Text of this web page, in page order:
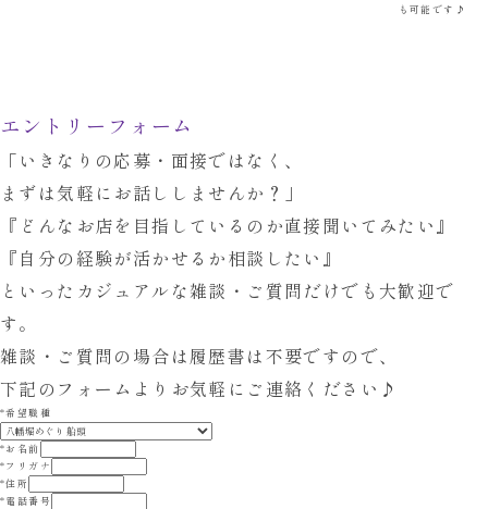
も可能です♪
エントリーフォーム
「いきなりの応募・面接ではなく、
まずは気軽にお話ししませんか？」
『どんなお店を目指しているのか直接聞いてみたい』
『自分の経験が活かせるか相談したい』
といったカジュアルな雑談・ご質問だけでも大歓迎で
す。
雑談・ご質問の場合は履歴書は不要ですので、
下記のフォームよりお気軽にご連絡ください♪
*希望職種
*お名前
*フリガナ
*住所
*電話番号